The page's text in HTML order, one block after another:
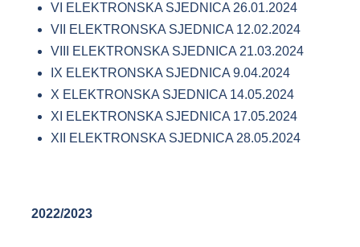
VI ELEKTRONSKA SJEDNICA 26.01.2024
VII ELEKTRONSKA SJEDNICA 12.02.2024
VIII ELEKTRONSKA SJEDNICA 21.03.2024
IX ELEKTRONSKA SJEDNICA 9.04.2024
X ELEKTRONSKA SJEDNICA 14.05.2024
XI ELEKTRONSKA SJEDNICA 17.05.2024
XII ELEKTRONSKA SJEDNICA 28.05.2024
2022/2023